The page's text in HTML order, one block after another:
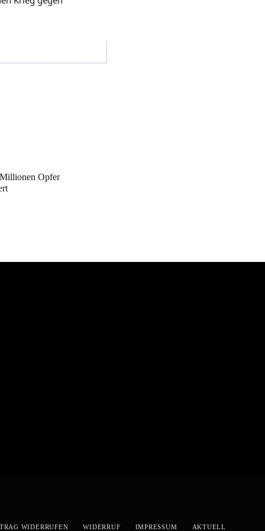
Opfer
WIDERRUFEN WIDERRUF IMPRESSUM AKTUELL